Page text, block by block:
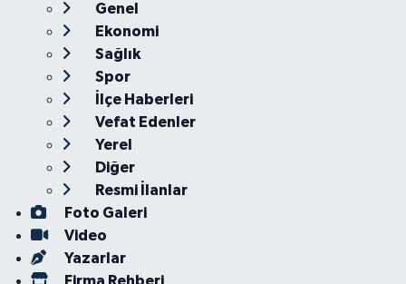
Genel
Ekonomi
Sağlık
Spor
İlçe Haberleri
Vefat Edenler
Yerel
Diğer
Resmi İlanlar
Foto Galeri
Video
Yazarlar
Firma Rehberi